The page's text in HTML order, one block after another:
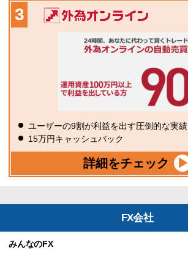
ユーザーの9割が利益を出す圧倒的な実績
15万円キャッシュバック
詳細をチェック
FX会社
みんなのFX